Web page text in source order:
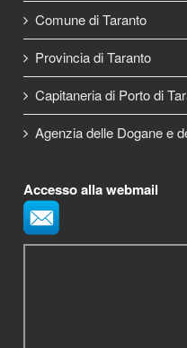
Comune di Taranto
Provincia di Taranto
Capitaneria di Porto di
Agenzia delle Dogane e
Accesso alla webmail